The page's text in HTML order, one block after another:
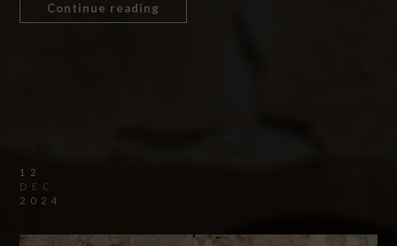
Continue reading
12
DEC
2024